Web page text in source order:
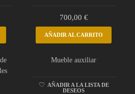
700,00 €
AÑADIR AL CARRITO
Mueble auxiliar
AÑADIR A LA LISTA DE
DESEOS